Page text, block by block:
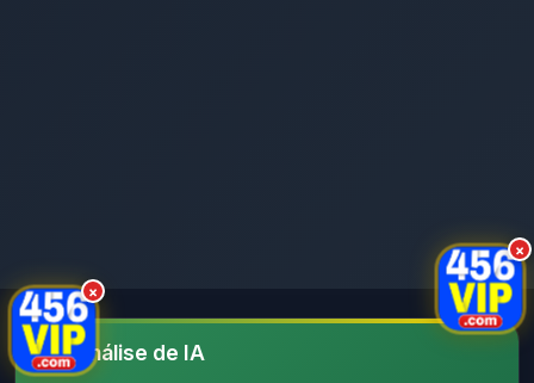
Análise de IA
×
×